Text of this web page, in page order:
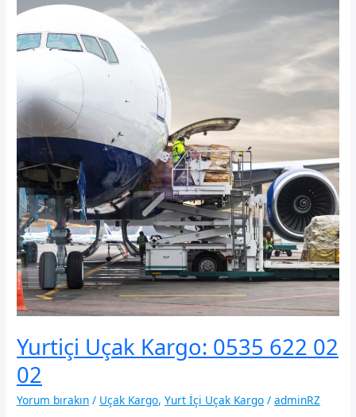
Yurtiçi Uçak Kargo: 0535 622 02
02
Yorum bırakın / Uçak Kargo,Yurt İçi Uçak Kargo /adminRZ